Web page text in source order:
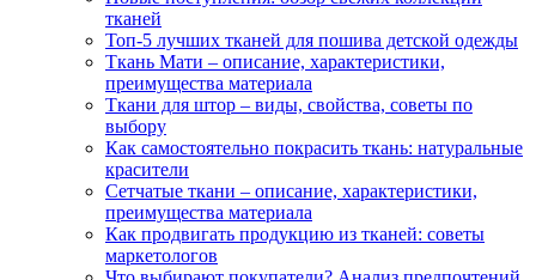
тканей
Топ-5 лучших тканей для пошива детской одежды
Ткань Мати – описание, характеристики,
преимущества материала
Ткани для штор – виды, свойства, советы по
выбору
Как самостоятельно покрасить ткань: натуральные
красители
Сетчатые ткани – описание, характеристики,
преимущества материала
Как продвигать продукцию из тканей: советы
маркетологов